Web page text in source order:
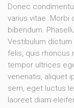
Donec
varius vitae. Morbi
bibendum.
Vestibulum
felis, quis rhoncus
tempor ultrices
venenatis, aliquet
sem, eget luctus
laoreet diam